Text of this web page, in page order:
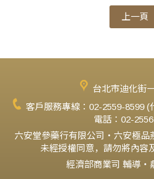
上一頁
台北市迪化街
客戶服務專線：02-2559-8599
電話：02-
六安堂參藥行有限公司‧六安極品
未經授權同意，請勿將內容
經濟部商業司 輔導‧